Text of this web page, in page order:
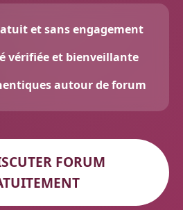
et sans engagement
vérifiée et bienveillante
autour de forum
FORUM